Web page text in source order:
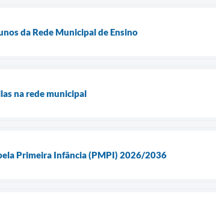
da Rede Municipal de Ensino
na rede municipal
Primeira Infância (PMPI) 2026/2036